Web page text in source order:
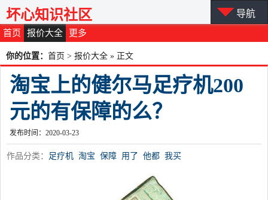
首页 报价大全 更多
坏心知识社区 导航
你的位置： 首页 > 报价大全 » 正文
淘宝上的健尔马足疗机200
元的有保障的么？
发布时间：2020-03-23
作品分类： 足疗机 淘宝 保障 用了 他都 我买